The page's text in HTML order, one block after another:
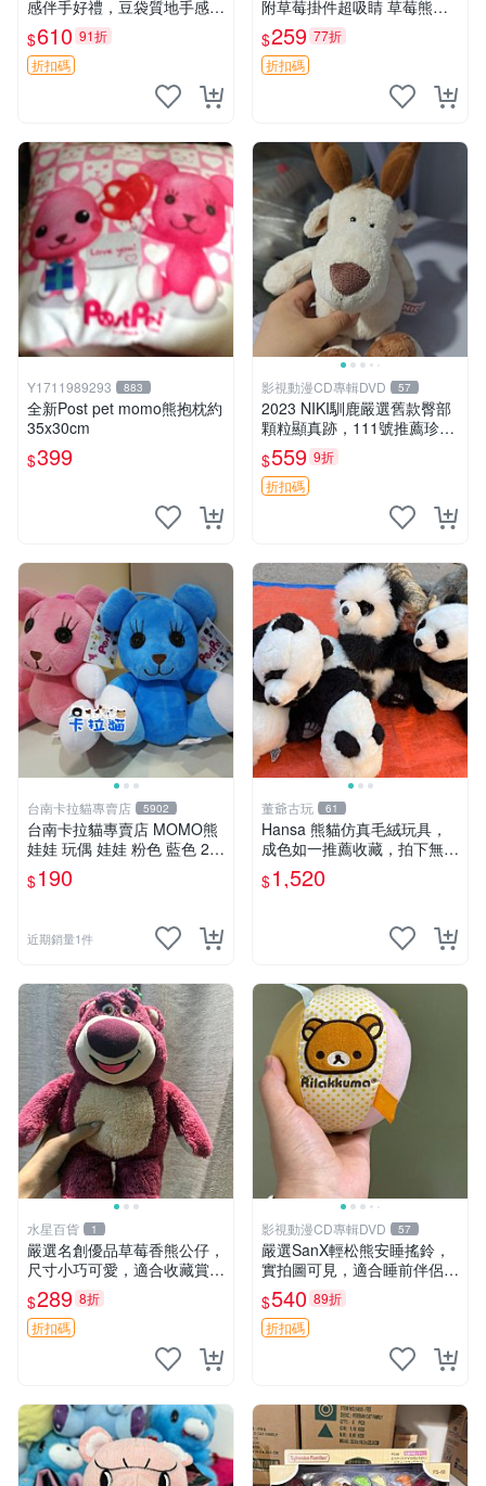
感伴手好禮，豆袋質地手感
佳，抱枕小熊 recom 推薦 白
色豆袋 玩具
$610 91折
折扣碼
附草莓掛件超吸睛 草莓熊手
提包 草莓掛件 可愛portunes
e
$259 77折
折扣碼
Y1711989293 883
全新Post pet momo熊抱枕約
35x30cm
$399
影視動漫CD專輯DVD 57
2023 NIKI馴鹿嚴選舊款臀部
顆粒顯真跡，111號推薦珍藏
品 馴鹿 舊款 尾巴顆粒
$559 9折
折扣碼
台南卡拉貓專賣店 5902
台南卡拉貓專賣店 MOMO熊
娃娃 玩偶 娃娃 粉色 藍色 2色
分售
$190
近期銷量1件
董爺古玩 61
Hansa 熊貓仿真毛絨玩具，
成色如一推薦收藏，拍下無疑
心 熊貓 毛絨玩具 收藏
$1,520
水星百貨 1
嚴選名創優品草莓香熊公仔，
尺寸小巧可愛，適合收藏賞玩
30cm 玩具 公仔 草莓熊
$289 8折
折扣碼
影視動漫CD專輯DVD 57
嚴選SanX輕松熊安睡搖鈴，
實拍圖可見，適合睡前伴侶，
Picks安撫好物 0325 懸吊 電
腦
$540 89折
折扣碼